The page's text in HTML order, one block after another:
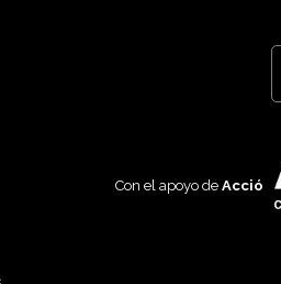
Con el apoyo deAcció